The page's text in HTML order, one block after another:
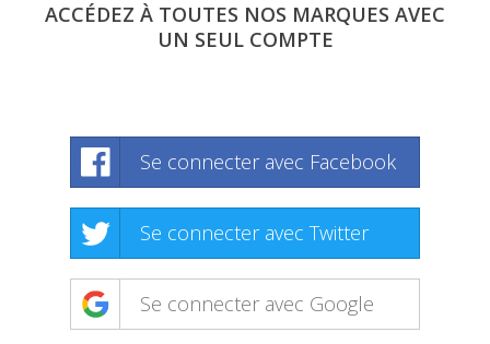
ACCÉDEZ À TOUTES NOS MARQUES AVEC
UN SEUL COMPTE
Se connecter avec Facebook
Se connecter avec Twitter
Se connecter avec Google